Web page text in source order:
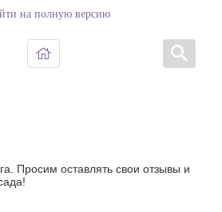
на полную версию
Просим оставлять свои отзывы и